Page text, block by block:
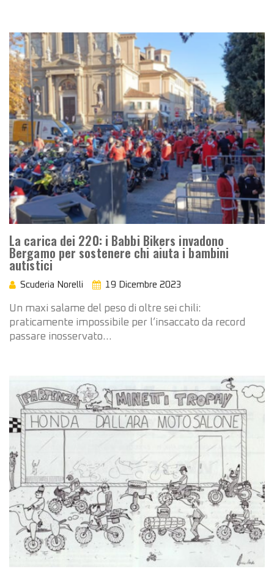
La carica dei 220: i Babbi Bikers invadono
Bergamo per sostenere chi aiuta i bambini
autistici
Scuderia Norelli 19 Dicembre 2023
Un maxi salame del peso di oltre sei chili:
praticamente impossibile per l’insaccato da record
passare inosservato…